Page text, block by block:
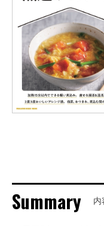
Summary 内